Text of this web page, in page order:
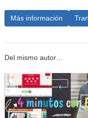
Más información
Del mismo autor…